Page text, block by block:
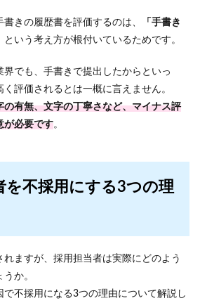
きの履歴書を評価するのは、
「手書き
という考え方が根付いているためです。
界でも、手書きで提出したからといっ
評価されるとは一概に言えません。
の有無、文字の丁寧さなど、マイナス評
が必要です。
を不採用にする3つの理
ますが、採用担当者は実際にどのよう
か。
で不採用になる3つの理由について解説し